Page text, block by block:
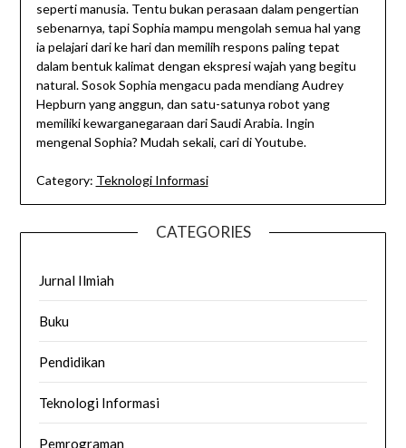
seperti manusia. Tentu bukan perasaan dalam pengertian
sebenarnya, tapi Sophia mampu mengolah semua hal yang
ia pelajari dari ke hari dan memilih respons paling tepat
dalam bentuk kalimat dengan ekspresi wajah yang begitu
natural. Sosok Sophia mengacu pada mendiang Audrey
Hepburn yang anggun, dan satu-satunya robot yang
memiliki kewarganegaraan dari Saudi Arabia. Ingin
mengenal Sophia? Mudah sekali, cari di Youtube.
Category: Teknologi Informasi
CATEGORIES
Jurnal Ilmiah
Buku
Pendidikan
Teknologi Informasi
Pemrograman